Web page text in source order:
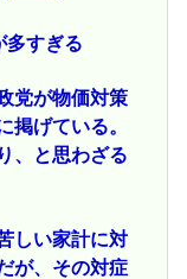
多すぎる
党が物価対策
掲げている。
、と思わざる
しい家計に対
が、その対症